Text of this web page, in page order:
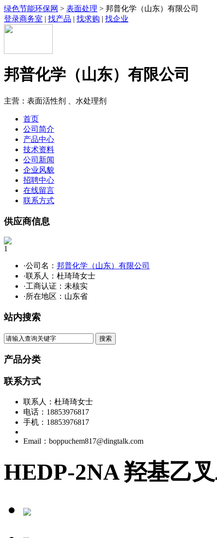
绿色节能环保网 > 表面处理 > 邦普化学（山东）有限公司
登录商务室 | 找产品 | 找求购 | 找企业
邦普化学（山东）有限公司
主营：表面活性剂 、水处理剂
首页
公司简介
产品中心
技术资料
公司新闻
企业风貌
招聘中心
在线留言
联系方式
供应商信息
1
·公司名： 邦普化学（山东）有限公司
·联系人：杜琦琦女士
·工商认证： 未核实
·所在地区：山东省
站内搜索
产品分类
联系方式
联系人：杜琦琦女士
电话：18853976817
手机：18853976817
Email：boppuchem817@dingtalk.com
HEDP-2NA 羟基乙